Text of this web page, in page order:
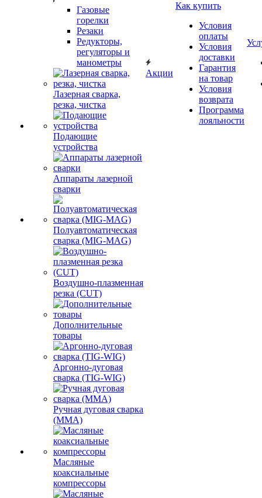
Газовые
горелки
Резаки
Редукторы,
регуляторы и
манометры
Лазерная сварка,
резка, чистка
Подающие
устройства
Аппараты лазерной
сварки
Полуавтоматическая
сварка (MIG-MAG)
Воздушно-плазменная
резка (CUT)
Дополнительные
товары
Аргонно-дуговая
сварка (TIG-WIG)
Ручная дуговая сварка
(MMA)
Масляные
коаксиальные
компрессоры
Акции
Как купить
Условия
оплаты
Условия
доставки
Гарантия
на товар
Условия
возврата
Программа
лояльности